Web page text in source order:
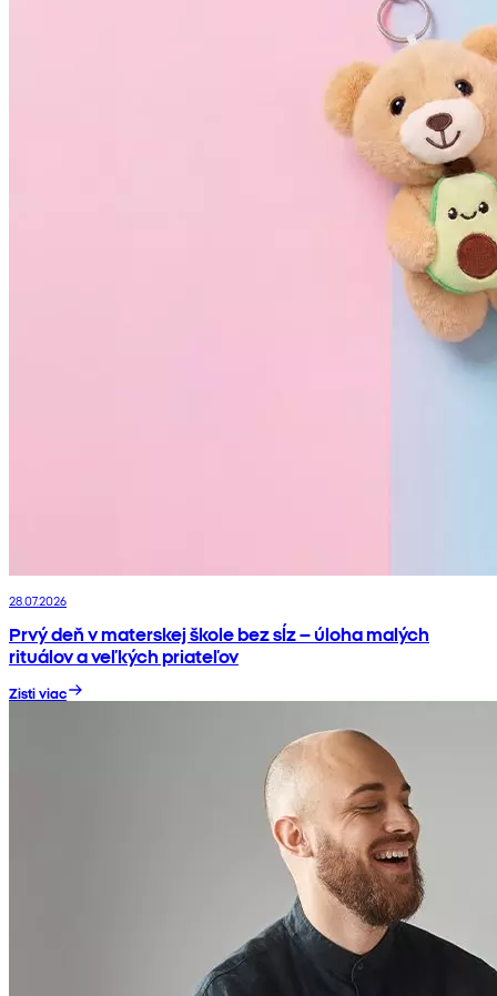
28.07.2026
Prvý deň v materskej škole bez sĺz – úloha malých
rituálov a veľkých priateľov
Zisti viac